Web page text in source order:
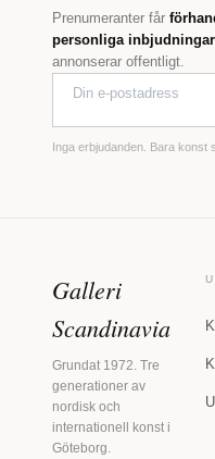
Prenumeranter får
personliga
annonserar offentligt.
Inga erbjudanden. Bara konst
Galleri
Scandinavia
Grundat 1972. Tre
generationer av
nordisk och
internationell konst i
Göteborg.